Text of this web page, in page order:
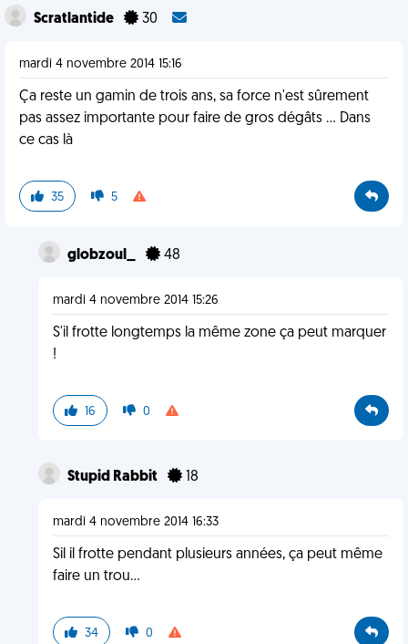
Scratlantide 30
mardi 4 novembre 2014 15:16
Ça reste un gamin de trois ans, sa force n'est sûrement
pas assez importante pour faire de gros dégâts ... Dans
ce cas là
35 5
globzoul_ 48
mardi 4 novembre 2014 15:26
S'il frotte longtemps la même zone ça peut marquer
!
16 0
Stupid Rabbit 18
mardi 4 novembre 2014 16:33
Sil il frotte pendant plusieurs années, ça peut même
faire un trou...
34 0